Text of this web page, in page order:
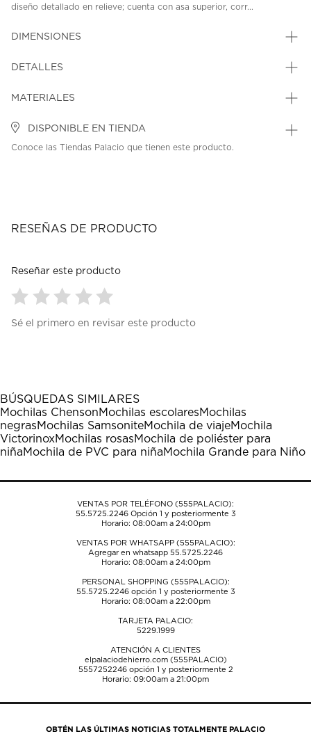
diseño detallado en relieve; cuenta con asa superior, corr...
DIMENSIONES
DETALLES
MATERIALES
DISPONIBLE EN TIENDA
Conoce las Tiendas Palacio que tienen este producto.
RESEÑAS DE PRODUCTO
Reseñar este producto
para
1
estrella
Esta
acción
abrirá
el
de
para
estrellas.
Esta
acción
abrirá
el
de
para
estrellas.
Esta
acción
abrirá
el
de
para
estrellas.
Esta
acción
abrirá
el
de
para
estrellas.
Esta
acción
abrirá
el
de
Sé el primero en revisar este producto
BÚSQUEDAS SIMILARES
Mochilas ChensonMochilas escolaresMochilas
negrasMochilas SamsoniteMochila de viajeMochila
VictorinoxMochilas rosasMochila de poliéster para
niñaMochila de PVC para niñaMochila Grande para Niño
VENTAS POR TELÉFONO (555PALACIO):
55.5725.2246Opción 1 y posteriormente 3
Horario: 08:00am a 24:00pm
VENTAS POR WHATSAPP (555PALACIO):
Agregar en whatsapp 55.5725.2246
Horario: 08:00am a 24:00pm
PERSONAL SHOPPING (555PALACIO):
55.5725.2246opción 1 y posteriormente 3
Horario: 08:00am a 22:00pm
TARJETA PALACIO:
5229.1999
ATENCIÓN A CLIENTES
elpalaciodehierro.com (555PALACIO)
5557252246opción 1 y posteriormente 2
Horario: 09:00am a 21:00pm
OBTÉN LAS ÚLTIMAS NOTICIAS TOTALMENTE PALACIO